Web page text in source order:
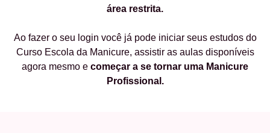
área restrita.
Ao fazer o seu login você já pode iniciar seus estudos do
Curso Escola da Manicure, assistir as aulas disponíveis
agora mesmo e começar a se tornar uma Manicure
Profissional.